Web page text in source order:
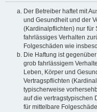
Der Betreiber haftet mit
und Gesundheit und der
(Kardinalpflichten) nur für
fahrlässiges Verhalten
Folgeschäden wie
Die Haftung ist
grob fahrlässigem
Leben, Körper und
Vertragspflichten
typischerweise
auf die vertragstypischen
für mittelbare